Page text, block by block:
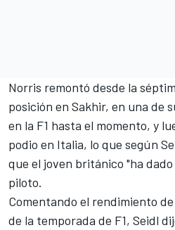
Norris remontó desde la
posición en Sakhir, en una de
en la F1 hasta el momento, y
podio en Italia, lo que según
que el joven británico "ha
piloto.
Comentando el rendimiento
de la temporada de F1, Seidl